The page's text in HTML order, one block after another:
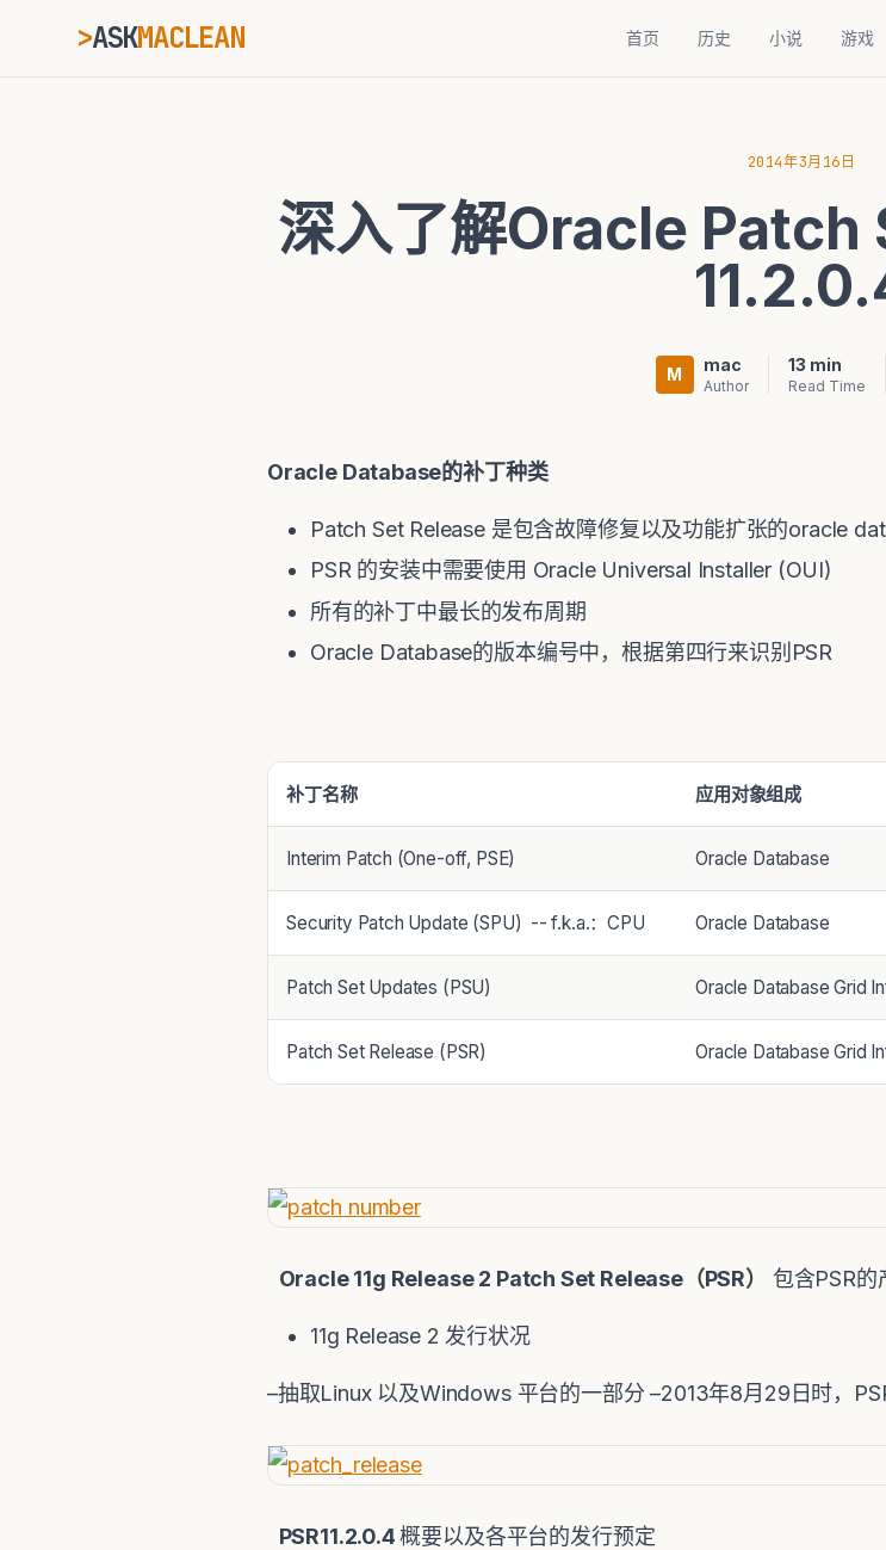
>ASKMACLEAN_ 首页 历史 小说 游戏
2014年3月16日
深入了解Oracle Patch
M mac
Author
13 min
Read Time
Oracle Database的补丁种类
Patch Set Release 是包含故障修复以及功能扩张的oracle
PSR 的安装中需要使用 Oracle Universal Installer (OUI)
所有的补丁中最长的发布周期
Oracle Database的版本编号中，根据第四行来识别PSR
补丁名称 应用对象组成
Interim Patch (One-off, PSE) Oracle Database
Security Patch Update (SPU) -- f.k.a.：CPU Oracle Database
Patch Set Updates (PSU) Oracle Database Grid
Patch Set Release (PSR) Oracle Database Grid
Oracle 11g Release 2 Patch Set Release（PSR） 包含PSR的
11g Release 2 发行状况
–抽取Linux 以及Windows 平台的一部分 –2013年8月29日时，
PSR11.2.0.4概要以及各平台的发行预定